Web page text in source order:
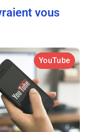
vous
YouTube